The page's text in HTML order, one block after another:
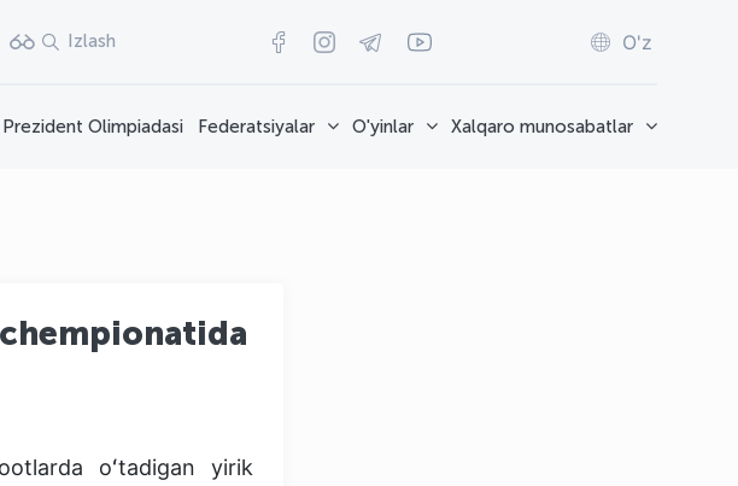
Izlash O'z
Prezident Olimpiadasi Federatsiyalar O'yinlar Xalqaro munosabatlar
oʻtadigan yirik